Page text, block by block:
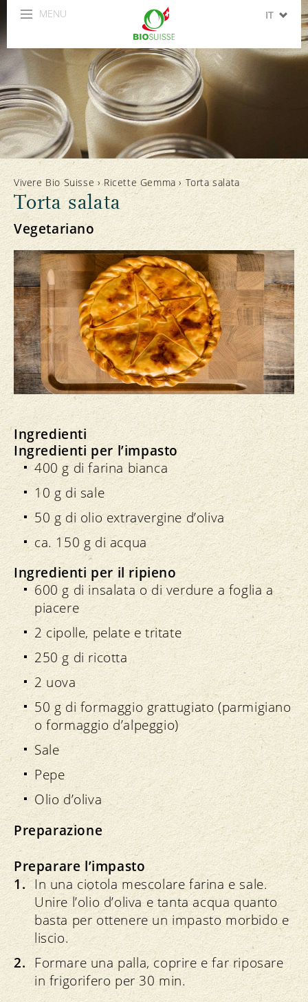
MENU IT
ES
Vivere Bio Suisse ›Ricette Gemma ›Torta salata
Torta salata
Vegetariano
Ingredienti
Ingredienti per l’impasto
400 g di farina bianca
10 g di sale
50 g di olio extravergine d’oliva
ca. 150 g di acqua
Ingredienti per il ripieno
600 g di insalata o di verdure a foglia a
piacere
2 cipolle, pelate e tritate
250 g di ricotta
2 uova
50 g di formaggio grattugiato (parmigiano
o formaggio d’alpeggio)
Sale
Pepe
Olio d’oliva
Preparazione
Preparare l’impasto
In una ciotola mescolare farina e sale.
Unire l’olio d’oliva e tanta acqua quanto
basta per ottenere un impasto morbido e
liscio.
Formare una palla, coprire e far riposare
in frigorifero per 30 min.